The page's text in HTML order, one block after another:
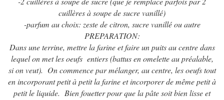
cuillères à soupe de sucre vanillé)
-parfum au choix: zeste de citron, sucre vanillé ou autre
PREPARATION:
Dans une terrine, mettre la farine et faire un puits au centre dans
lequel on met les oeufs entiers (battus en omelette au préalable,
si on veut). On commence par mélanger, au centre, les oeufs tout
en incorporant petit à petit la farine et incorporer de même petit à
petit le liquide. Bien fouetter pour que la pâte soit bien lisse et